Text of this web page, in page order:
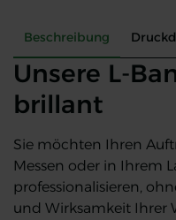
Beschreibung
Unsere L-
brillant
Sie möchten Ihren
Messen oder in Ihrem
professionalisieren,
und Wirksamkeit Ihrer